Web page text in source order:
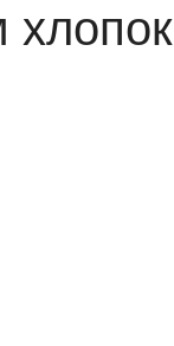
хлопок